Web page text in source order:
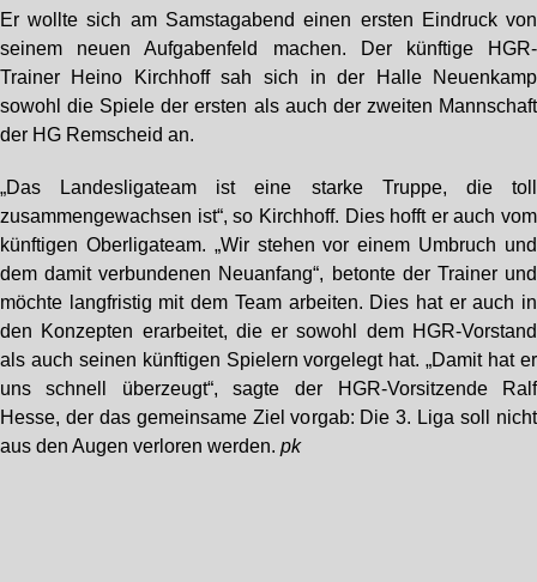
Er wollte sich am Samstagabend einen ersten Eindruck von
seinem neuen Aufgabenfeld machen. Der künftige HGR-
Trainer Heino Kirchhoff sah sich in der Halle Neuenkamp
sowohl die Spiele der ersten als auch der zweiten Mannschaft
der HG Remscheid an.
„Das Landesligateam ist eine starke Truppe, die toll
zusammengewachsen ist“, so Kirchhoff. Dies hofft er auch vom
künftigen Oberligateam. „Wir stehen vor einem Umbruch und
dem damit verbundenen Neuanfang“, betonte der Trainer und
möchte langfristig mit dem Team arbeiten. Dies hat er auch in
den Konzepten erarbeitet, die er sowohl dem HGR-Vorstand
als auch seinen künftigen Spielern vorgelegt hat. „Damit hat er
uns schnell überzeugt“, sagte der HGR-Vorsitzende Ralf
Hesse, der das gemeinsame Ziel vorgab: Die 3. Liga soll nicht
aus den Augen verloren werden. pk